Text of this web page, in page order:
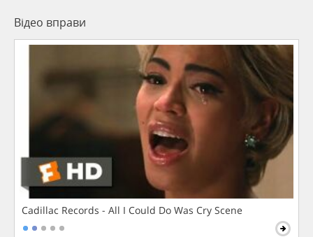
Відео вправи
Cadillac Records - All I Could Do Was Cry Scene